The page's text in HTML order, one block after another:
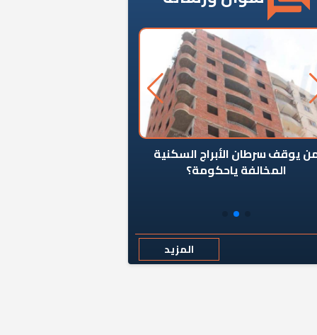
يوقف سرطان الأبراج السكنية
المخالفة ياحكومة؟
المزيد